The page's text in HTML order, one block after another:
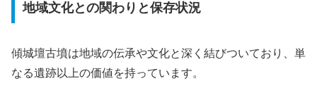
地域文化との関わりと保存状況
傾城壇古墳は地域の伝承や文化と深く結びついており、単
なる遺跡以上の価値を持っています。